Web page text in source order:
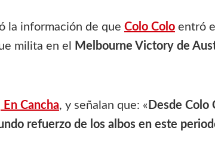
la información de que Colo Colo entró
milita en el
Melbourne Victory de
En Cancha, y señalan que: « Desde Colo
refuerzo de los albos en este